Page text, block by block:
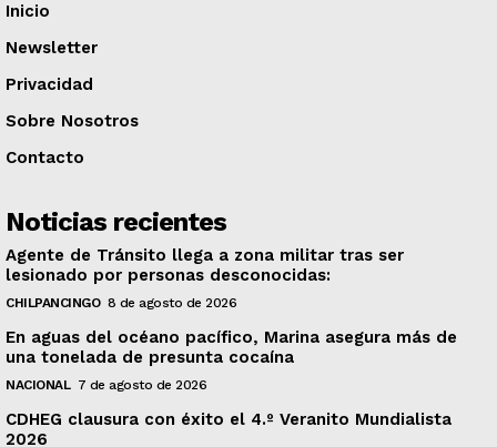
Inicio
Newsletter
Privacidad
Sobre Nosotros
Contacto
Noticias recientes
Agente de Tránsito llega a zona militar tras ser
lesionado por personas desconocidas:
CHILPANCINGO 8 de agosto de 2026
En aguas del océano pacífico, Marina asegura más de
una tonelada de presunta cocaína
NACIONAL 7 de agosto de 2026
CDHEG clausura con éxito el 4.º Veranito Mundialista
2026